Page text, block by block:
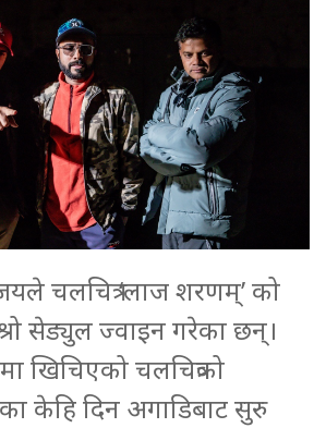
चलचित्र ‘लाज शरणम्’ को
सेड्युल ज्वाइन गरेका छन्।
खिचिएको चलचित्रको
केहि दिन अगाडिबाट सुरु